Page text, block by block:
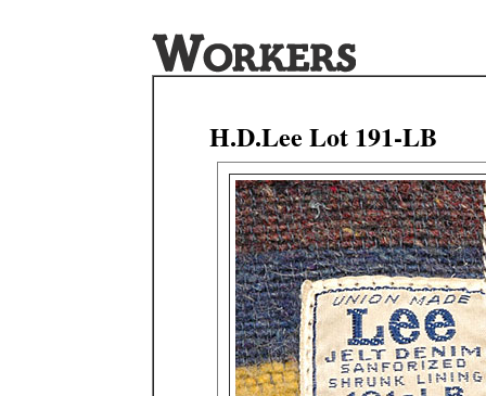
H.D.Lee Lot 191-LB